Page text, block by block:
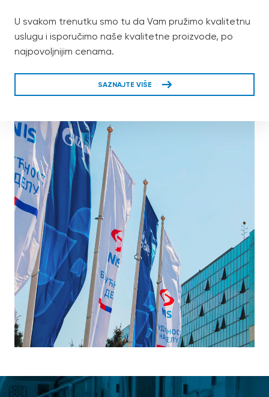
U svakom trenutku smo tu da Vam pružimo kvalitetnu
uslugu i isporučimo naše kvalitetne proizvode, po
najpovoljnijim cenama.
SAZNAJTE VIŠE